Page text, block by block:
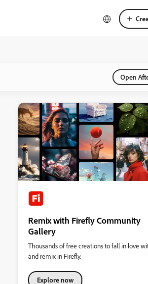
Open
Remix with Firefly Community
Gallery
Thousands of free creations to fall in love
and remix in Firefly.
Explore now